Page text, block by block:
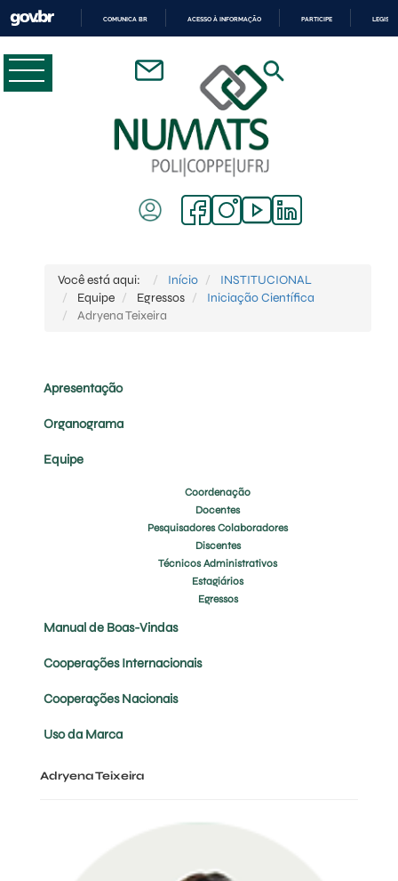
CONTEÚDO
COMUNICA BR ACESSO À INFORMAÇÃO PARTICIPE
Você está aqui: Início
INSTITUCIONAL
Equipe
Egressos
Iniciação Científica
Adryena Teixeira
Apresentação
Organograma
Equipe
Coordenação
Docentes
Pesquisadores Colaboradores
Discentes
Técnicos Administrativos
Estagiários
Egressos
Manual de Boas-Vindas
Cooperações Internacionais
Cooperações Nacionais
Uso da Marca
Adryena Teixeira